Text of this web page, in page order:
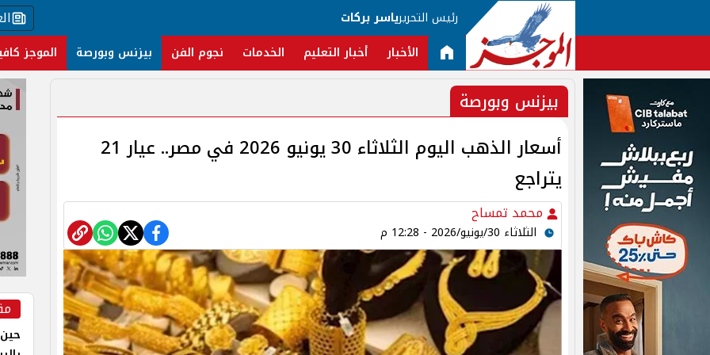
رئيس التحريرياسر بركات
الأخبار أخبار التعليم الخدمات نجوم الفن بيزنس وبورصة الموجز
بيزنس وبورصة
أسعار الذهب اليوم الثلاثاء 30 يونيو 2026 في مصر.. عيار 21
يتراجع
محمد تمساح
الثلاثاء 30/يونيو/2026 - 12:28 م